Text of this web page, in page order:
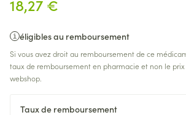
18,27 €
éligibles au remboursement
Si vous avez droit au remboursement de ce
taux de remboursement en pharmacie et non le
webshop.
Taux de remboursement